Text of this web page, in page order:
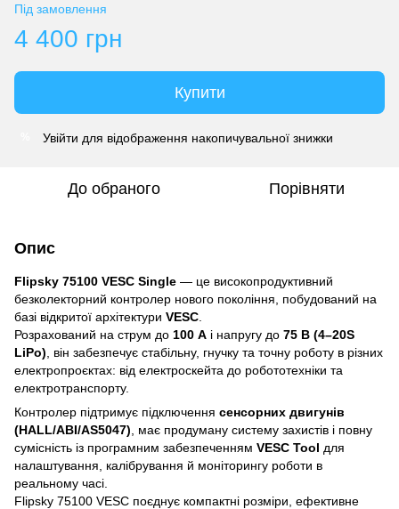
Під замовлення
4 400 грн
Купити
Увійти для відображення накопичувальної знижки
До обраного Порівняти
Опис
Flipsky 75100 VESC Single — це високопродуктивний
безколекторний контролер нового покоління, побудований на
базі відкритої архітектури VESC
Розрахований на струм до 100 A і напругу до 75 В (4–20S
LiPo) , він забезпечує стабільну, гнучку та точну роботу в різних
електропроєктах: від електроскейта до робототехніки та
електротранспорту.
Контролер підтримує підключення сенсорних двигунів
(HALL/ABI/AS5047) , має продуману систему захистів і повну
сумісність із програмним забезпеченням VESC Tool для
налаштування, калібрування й моніторингу роботи в
реальному часі.
Flipsky 75100 VESC поєднує компактні розміри, ефективне